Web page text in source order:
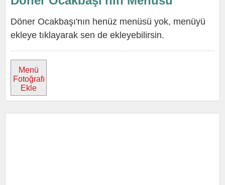
Döner Ocakbaşı'nın henüz menüsü yok, menüyü
ekleye tıklayarak sen de ekleyebilirsin.
Menü
Fotoğrafı
Ekle